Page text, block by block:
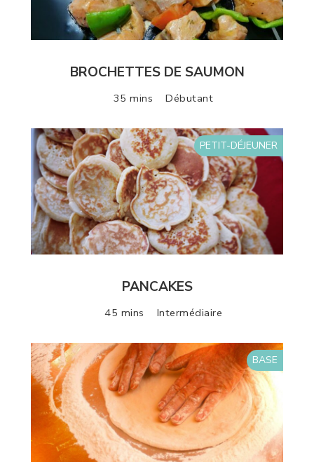
BROCHETTES DE SAUMON
35 mins Débutant
PETIT-DÉJEUNER
PANCAKES
45 mins Intermédiaire
BASE